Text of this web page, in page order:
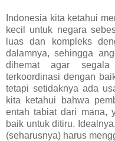
Indonesia kita ketahui
kecil untuk negara
luas dan kompleks
dalamnya, sehingga
dihemat agar
terkoordinasi dengan
tetapi setidaknya ada
kita ketahui bahwa
entah tabiat dari mana,
baik untuk ditiru.
(seharusnya) harus